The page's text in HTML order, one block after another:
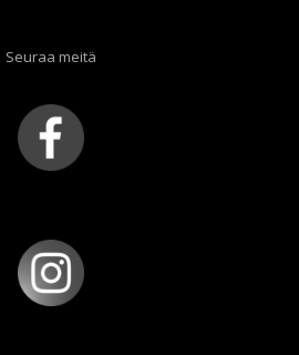
Seuraa meitä